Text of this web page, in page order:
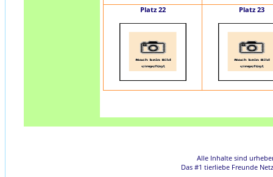
Platz 22 Platz 23
Alle Inhalte sind
Das #1 tierliebe Freunde